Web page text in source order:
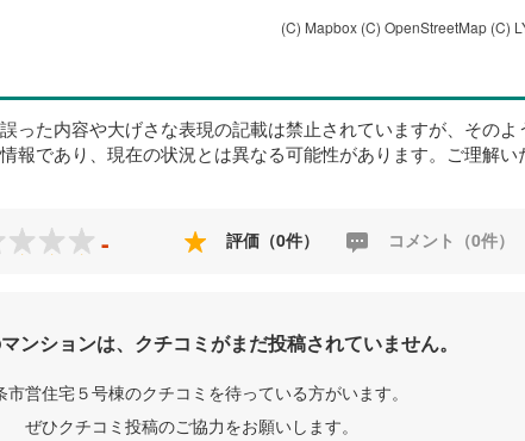
(C) Mapbox (C) OpenStreetMap (C)
った内容や大げさな表現の記載は禁止されていますが、その
報であり、現在の状況とは異なる可能性があります。ご理解
- 評価（0件） コメント（0件）
ンションは、クチコミがまだ投稿されていません。
市営住宅５号棟のクチコミを待っている方がいます。
ぜひクチコミ投稿のご協力をお願いします。